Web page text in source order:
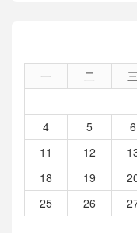
一 二 三
4
5 6
11
12
18
19
25
26